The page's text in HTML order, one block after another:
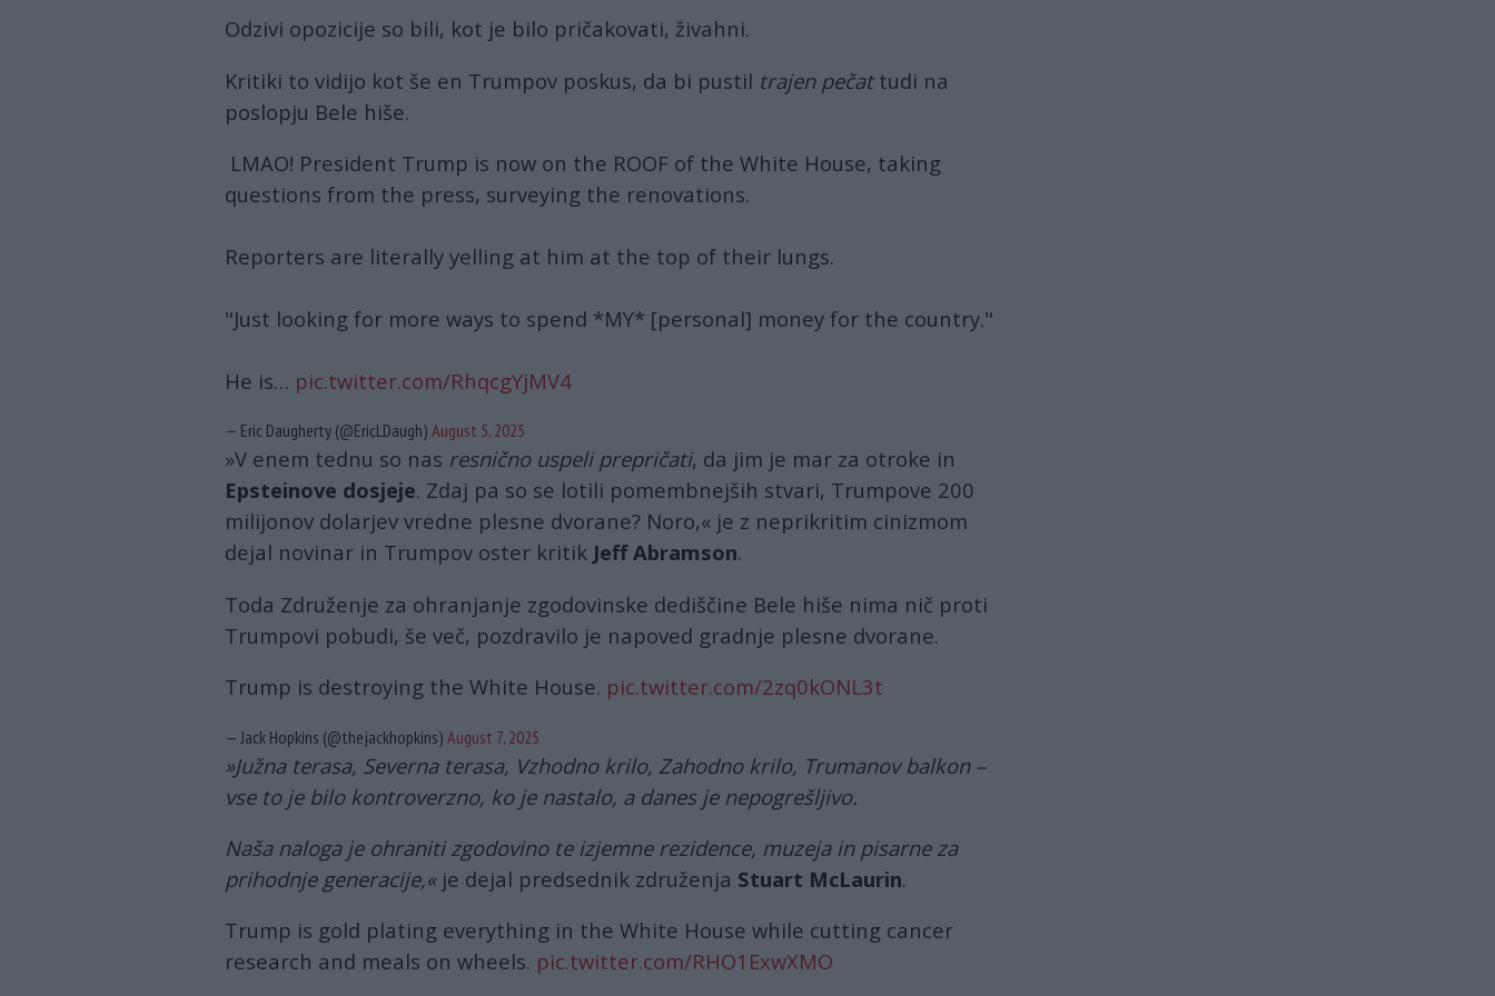
Odzivi opozicije so bili, kot je bilo pričakovati, živahni.
Kritiki to vidijo kot še en Trumpov poskus, da bi pustil trajen pečattudi na
poslopju Bele hiše.
LMAO! President Trump is now on the ROOF of the White House, taking
questions from the press, surveying the renovations.
Reporters are literally yelling at him at the top of their lungs.
"Just looking for more ways to spend *MY* [personal] money for the country."
He is… pic.twitter.com/RhqcgYjMV4
— Eric Daugherty (@EricLDaugh) August 5, 2025
»V enem tednu so nas resnično uspeli prepričati, da jim je mar za otroke in
Epsteinove dosjeje. Zdaj pa so se lotili pomembnejših stvari, Trumpove 200
milijonov dolarjev vredne plesne dvorane? Noro,« je z neprikritim cinizmom
dejal novinar in Trumpov oster kritik Jeff Abramson.
Toda Združenje za ohranjanje zgodovinske dediščine Bele hiše nima nič proti
Trumpovi pobudi, še več, pozdravilo je napoved gradnje plesne dvorane.
Trump is destroying the White House. pic.twitter.com/2zq0kONL3t
— Jack Hopkins (@thejackhopkins) August 7, 2025
»Južna terasa, Severna terasa, Vzhodno krilo, Zahodno krilo, Trumanov balkon –
vse to je bilo kontroverzno, ko je nastalo, a danes je nepogrešljivo.
Naša naloga je ohraniti zgodovino te izjemne rezidence, muzeja in pisarne za
prihodnje generacije,« je dejal predsednik združenja Stuart McLaurin.
Trump is gold plating everything in the White House while cutting cancer
research and meals on wheels. pic.twitter.com/RHO1ExwXMO